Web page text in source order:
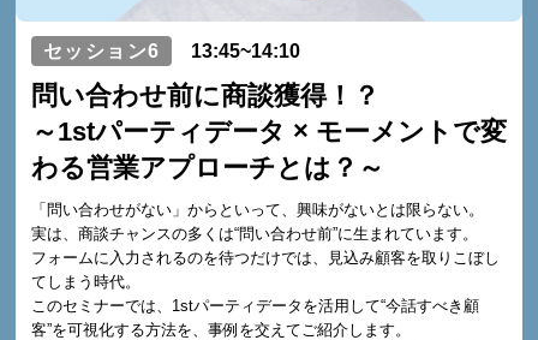
セッション6 13:45~14:10
問い合わせ前に商談獲得！？
～1stパーティデータ × モーメントで変
わる営業アプローチとは？～
「問い合わせがない」からといって、興味がないとは限らない。
実は、商談チャンスの多くは“問い合わせ前”に生まれています。
フォームに入力されるのを待つだけでは、見込み顧客を取りこぼし
てしまう時代。
このセミナーでは、1stパーティデータを活用して“今話すべき顧
客”を可視化する方法を、事例を交えてご紹介します。